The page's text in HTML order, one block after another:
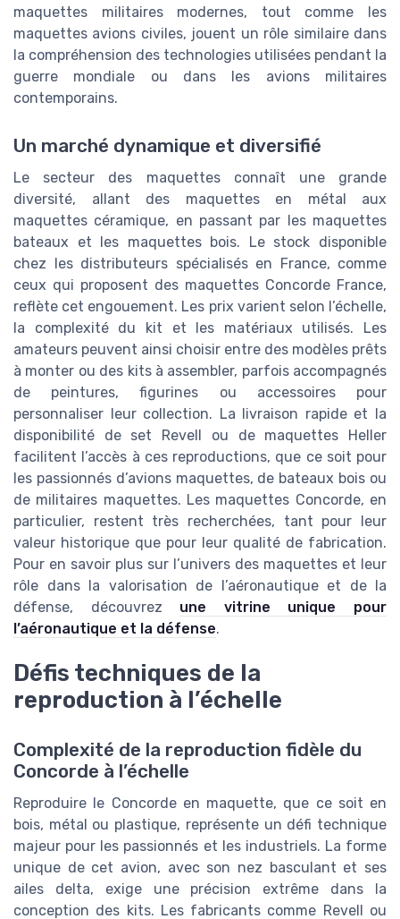
maquettes militaires modernes, tout comme les
maquettes avions civiles, jouent un rôle similaire dans
la compréhension des technologies utilisées pendant la
guerre mondiale ou dans les avions militaires
contemporains.
Un marché dynamique et diversifié
Le secteur des maquettes connaît une grande
diversité, allant des maquettes en métal aux
maquettes céramique, en passant par les maquettes
bateaux et les maquettes bois. Le stock disponible
chez les distributeurs spécialisés en France, comme
ceux qui proposent des maquettes Concorde France,
reflète cet engouement. Les prix varient selon l’échelle,
la complexité du kit et les matériaux utilisés. Les
amateurs peuvent ainsi choisir entre des modèles prêts
à monter ou des kits à assembler, parfois accompagnés
de peintures, figurines ou accessoires pour
personnaliser leur collection. La livraison rapide et la
disponibilité de set Revell ou de maquettes Heller
facilitent l’accès à ces reproductions, que ce soit pour
les passionnés d’avions maquettes, de bateaux bois ou
de militaires maquettes. Les maquettes Concorde, en
particulier, restent très recherchées, tant pour leur
valeur historique que pour leur qualité de fabrication.
Pour en savoir plus sur l’univers des maquettes et leur
rôle dans la valorisation de l’aéronautique et de la
défense, découvrez une vitrine unique pour
l’aéronautique et la défense.
Défis techniques de la
reproduction à l’échelle
Complexité de la reproduction fidèle du
Concorde à l’échelle
Reproduire le Concorde en maquette, que ce soit en
bois, métal ou plastique, représente un défi technique
majeur pour les passionnés et les industriels. La forme
unique de cet avion, avec son nez basculant et ses
ailes delta, exige une précision extrême dans la
conception des kits. Les fabricants comme Revell ou